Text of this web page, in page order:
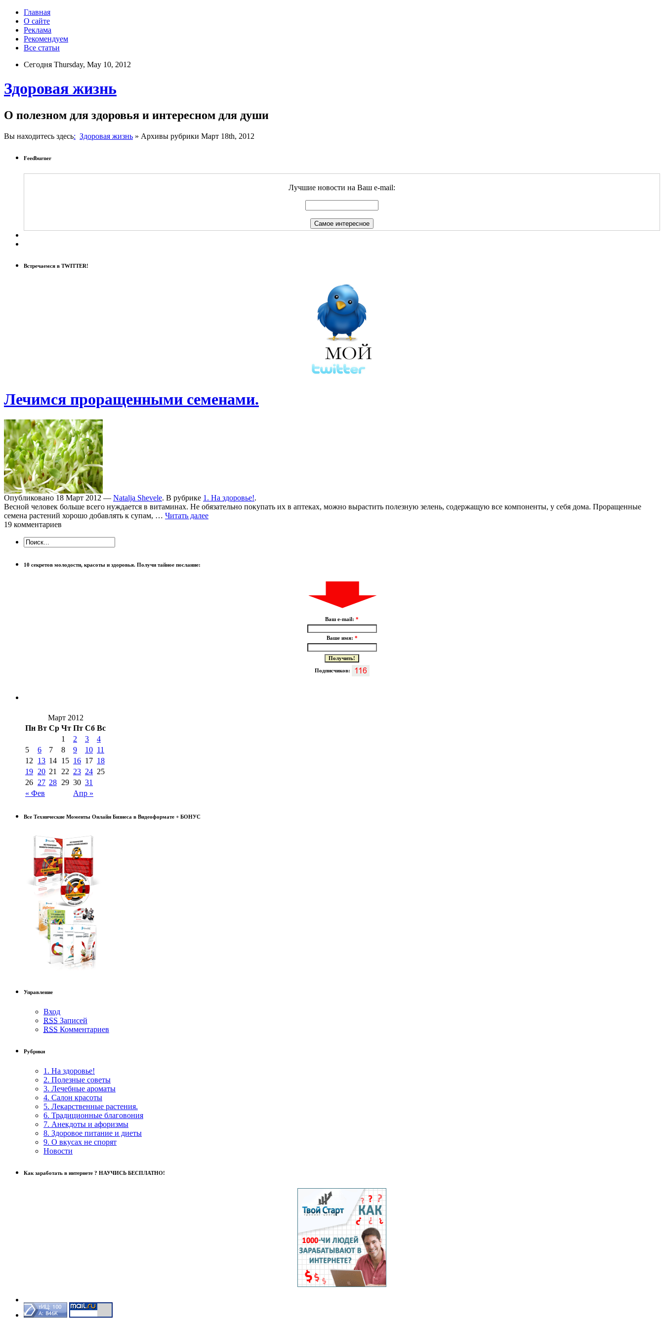
Главная
О сайте
Реклама
Рекомендуем
Все статьи
Сегодня Thursday, May 10, 2012
Здоровая жизнь
О полезном для здоровья и интересном для души
Вы находитесь здесь: Здоровая жизнь » Архивы рубрики Март 18th, 2012
Feedburner
Лучшие новости на Ваш e-mail:
Встречаемся в TWITTER!
Лечимся проращенными семенами.
Опубликовано 18 Март 2012 — Natalja Shevele. В рубрике 1. На здоровье!.
Весной человек больше всего нуждается в витаминах. Не обязательно покупать их в аптеках, можно вырастить полезную зелень, содержащую все компоненты, у себя дома. Проращенные
семена растений хорошо добавлять к супам, … Читать далее
19 комментариев
10 секретов молодости, красоты и здоровья. Получи тайное послание:
Ваш e-mail: *
Ваше имя: *
Подписчиков:
Март 2012
Пн Вт Ср Чт Пт Сб Вс
« Фев Апр »
1 2 3
4
5
6 7 8 9 10 11
12 13 14 15 16 17 18
19 20 21 22 23 24 25
26 27 28 29 30 31
Все Технические Моменты Онлайн Бизнеса в Видеоформате + БОНУС
Управление
Вход
RSS Записей
RSS Комментариев
Рубрики
1. На здоровье!
2. Полезные советы
3. Лечебные ароматы
4. Салон красоты
5. Лекарственные растения.
6. Традиционные благовония
7. Анекдоты и афоризмы
8. Здоровое питание и диеты
9. О вкусах не спорят
Новости
Как заработать в интернете ? НАУЧИСЬ БЕСПЛАТНО!